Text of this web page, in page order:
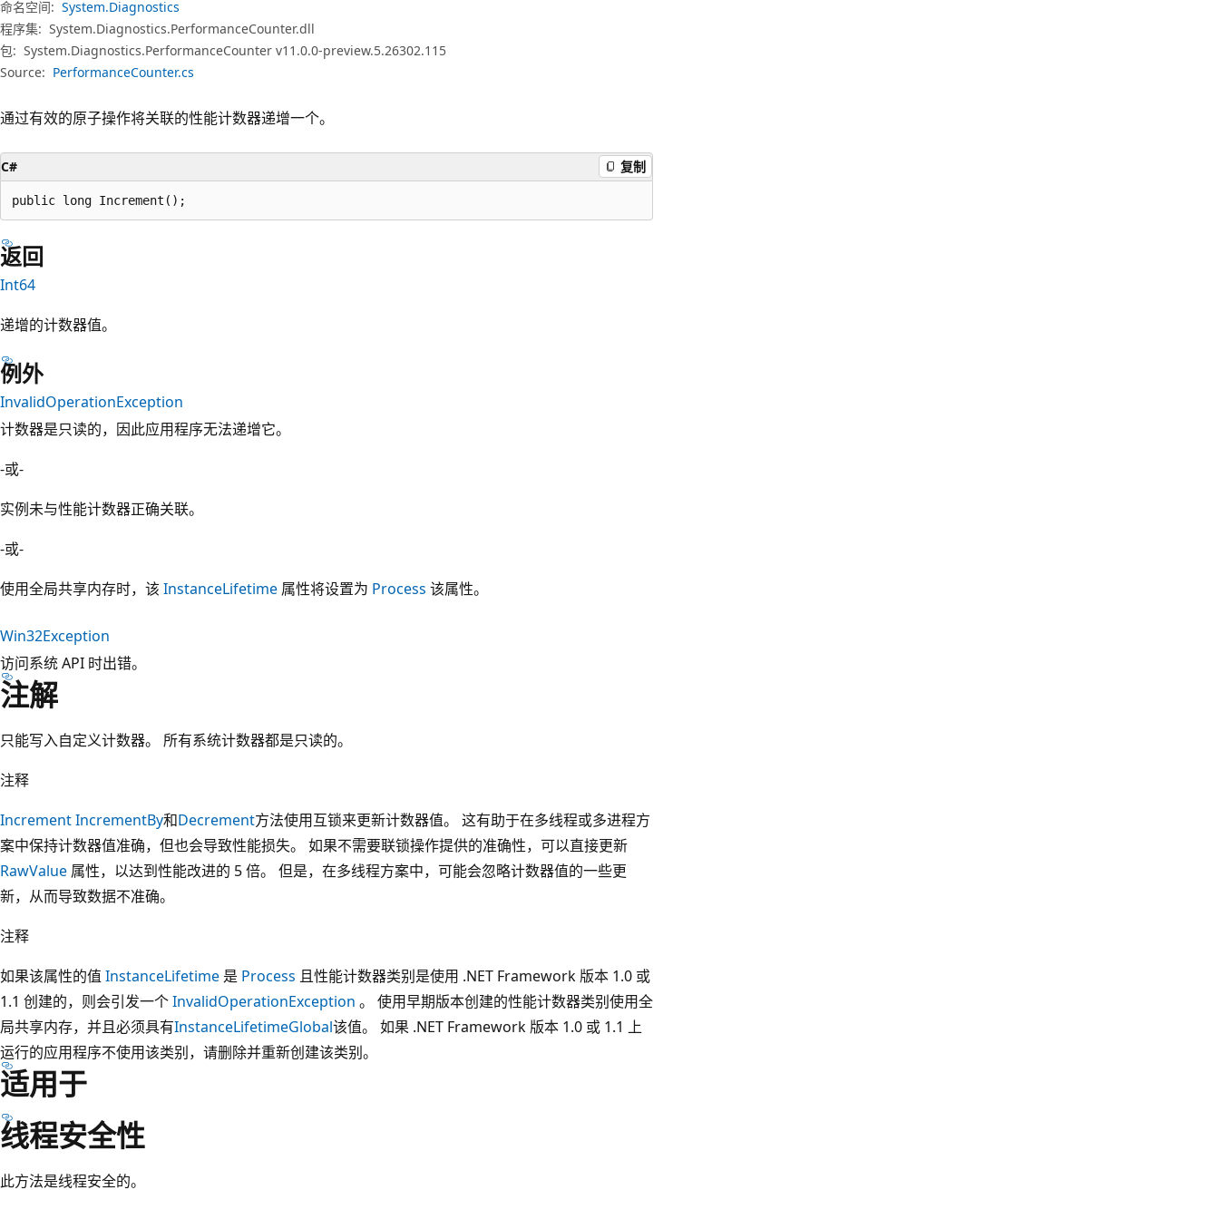
命名空间: System.Diagnostics
程序集: System.Diagnostics.PerformanceCounter.dll
包: System.Diagnostics.PerformanceCounter v11.0.0-preview.5.26302.115
Source: PerformanceCounter.cs
通过有效的原子操作将关联的性能计数器递增一个。
C# 复制
public long Increment();
返回
Int64
递增的计数器值。
例外
InvalidOperationException
计数器是只读的，因此应用程序无法递增它。
-或-
实例未与性能计数器正确关联。
-或-
使用全局共享内存时，该 InstanceLifetime 属性将设置为 Process 该属性。
Win32Exception
访问系统 API 时出错。
注解
只能写入自定义计数器。 所有系统计数器都是只读的。
注释
IncrementIncrementBy和Decrement方法使用互锁来更新计数器值。 这有助于在多线程或多进程方
案中保持计数器值准确，但也会导致性能损失。 如果不需要联锁操作提供的准确性，可以直接更新
RawValue 属性，以达到性能改进的 5 倍。 但是，在多线程方案中，可能会忽略计数器值的一些更
新，从而导致数据不准确。
注释
如果该属性的值 InstanceLifetime 是 Process 且性能计数器类别是使用 .NET Framework 版本 1.0 或
1.1 创建的，则会引发一个InvalidOperationException 。 使用早期版本创建的性能计数器类别使用全
局共享内存，并且必须具有InstanceLifetimeGlobal该值。 如果 .NET Framework 版本 1.0 或 1.1 上
运行的应用程序不使用该类别，请删除并重新创建该类别。
适用于
线程安全性
此方法是线程安全的。